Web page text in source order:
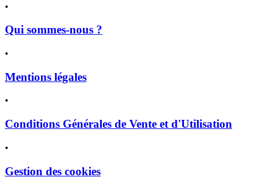
•
Qui sommes-nous ?
•
Mentions légales
•
Conditions Générales de Vente et d'Utilisation
•
Gestion des cookies